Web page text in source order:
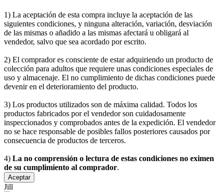
1) La aceptación de esta compra incluye la aceptación de las
siguientes condiciones, y ninguna alteración, variación, desviación
de las mismas o añadido a las mismas afectará u obligará al
vendedor, salvo que sea acordado por escrito.
2) El comprador es consciente de estar adquiriendo un producto de
colección para adultos que requiere unas condiciones especiales de
uso y almacenaje. El no cumplimiento de dichas condiciones puede
devenir en el deterioramiento del producto.
3) Los productos utilizados son de máxima calidad. Todos los
productos fabricados por el vendedor son cuidadosamente
inspeccionados y comprobados antes de la expedición. El vendedor
no se hace responsable de posibles fallos posteriores causados por
consecuencia de productos de terceros.
4) La no comprensión o lectura de estas condiciones no eximen
de su cumplimiento al comprador.
Aceptar
Jill